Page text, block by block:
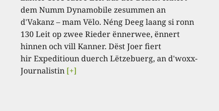
dem Numm Dynamobile zesummen an
d'Vakanz – mam Vëlo. Néng Deeg laang si ronn
130 Leit op zwee Rieder ënnerwee, ënnert
hinnen och vill Kanner. Dëst Joer fiert
hir Expeditioun duerch Lëtzebuerg, an d'woxx-
Journalistin [+]